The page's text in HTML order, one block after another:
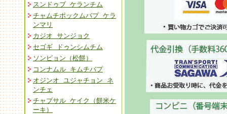
スンドゥブ ケランチム
チャムチポックムバプ ケラ
ンマリ
カジオ サンジョク
セゴギ ドゥンシムチム
ソンピョン（松餅）
コンナムル キムチバプ
オジンオ ユジャチョン ネ
ンチェ
チャプサル ケイク（餅米ケ
ーキ）